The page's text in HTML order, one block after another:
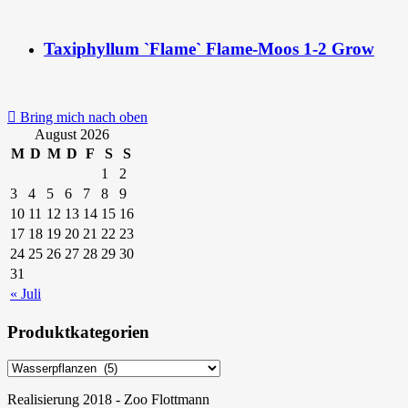
Taxiphyllum `Flame` Flame-Moos 1-2 Grow
Bring mich nach oben
August 2026
M D M D F S S
« Juli
1
2
3
4 5 6 7 8
9
10 11 12 13 14 15 16
17 18 19 20 21 22 23
24 25 26 27 28 29 30
31
Produktkategorien
Realisierung 2018 - Zoo Flottmann